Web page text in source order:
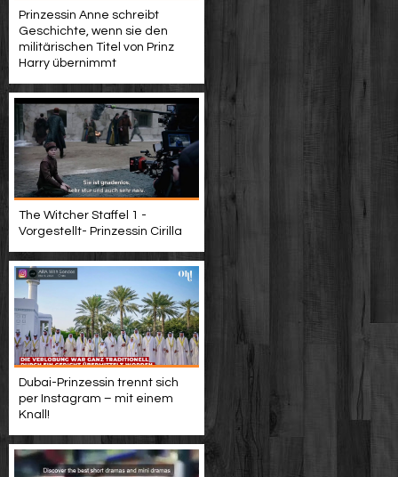
Prinzessin Anne schreibt
Geschichte, wenn sie den
militärischen Titel von Prinz
Harry übernimmt
The Witcher Staffel 1 -
Vorgestellt- Prinzessin Cirilla
Dubai-Prinzessin trennt sich
per Instagram – mit einem
Knall!